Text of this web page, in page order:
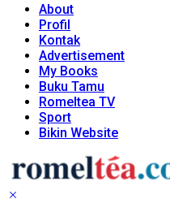
About
Profil
Kontak
Advertisement
My Books
Buku Tamu
Romeltea TV
Sport
Bikin Website